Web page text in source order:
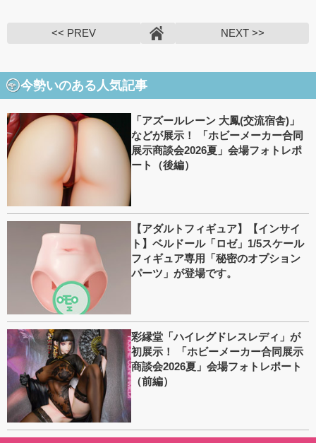
<< PREV NEXT >>
今勢いのある人気記事
「アズールレーン 大鳳(交流宿舎)」
などが展示！ 「ホビーメーカー合同
展示商談会2026夏」会場フォトレポ
ート（後編）
【アダルトフィギュア】【インサイ
ト】ベルドール「ロゼ」1/5スケール
フィギュア専用「秘密のオプション
パーツ」が登場です。
彩縁堂「ハイレグドレスレディ」が
初展示！ 「ホビーメーカー合同展示
商談会2026夏」会場フォトレポート
（前編）